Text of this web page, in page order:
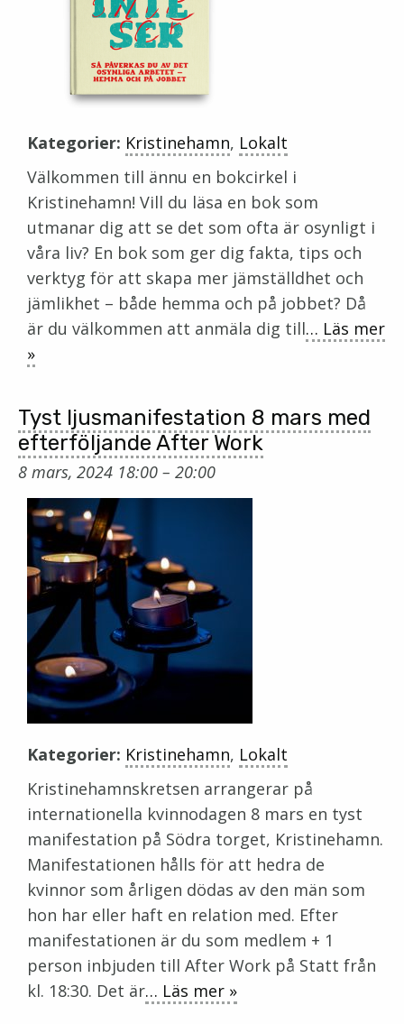
Kategorier: Kristinehamn, Lokalt
Välkommen till ännu en bokcirkel i
Kristinehamn! Vill du läsa en bok som
utmanar dig att se det som ofta är osynligt i
våra liv? En bok som ger dig fakta, tips och
verktyg för att skapa mer jämställdhet och
jämlikhet – både hemma och på jobbet? Då
är du välkommen att anmäla dig till… Läs mer
»
Tyst ljusmanifestation 8 mars med
efterföljande After Work
8 mars, 2024 18:00 – 20:00
Kategorier: Kristinehamn, Lokalt
Kristinehamnskretsen arrangerar på
internationella kvinnodagen 8 mars en tyst
manifestation på Södra torget, Kristinehamn.
Manifestationen hålls för att hedra de
kvinnor som årligen dödas av den män som
hon har eller haft en relation med. Efter
manifestationen är du som medlem + 1
person inbjuden till After Work på Statt från
kl. 18:30. Det är… Läs mer »